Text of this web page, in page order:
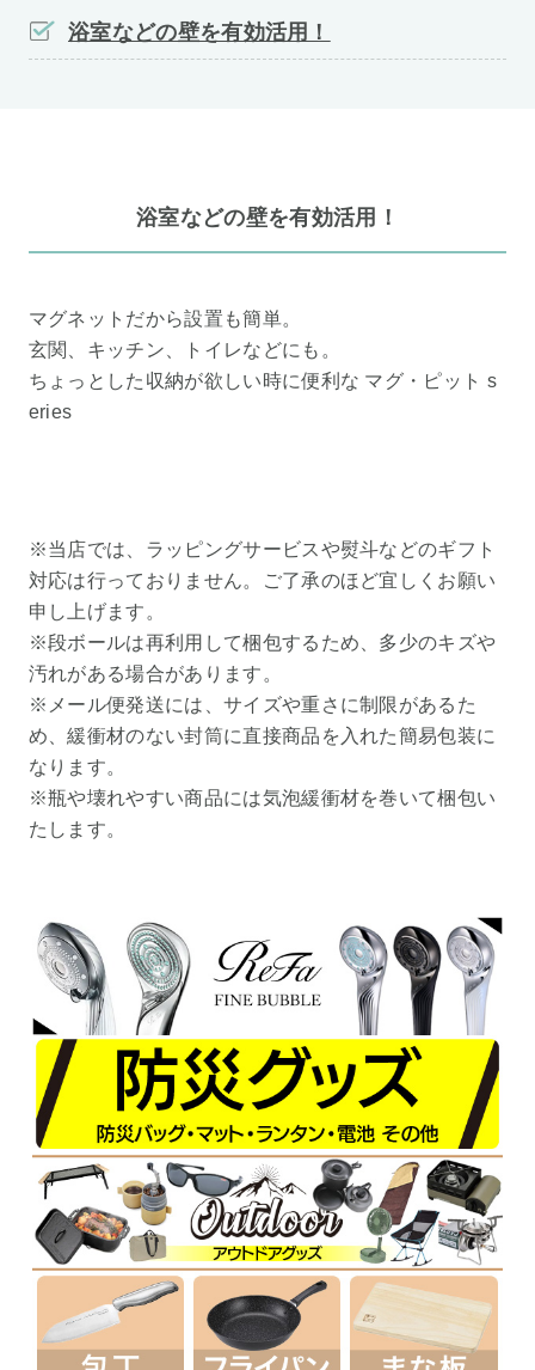
浴室などの壁を有効活用！
浴室などの壁を有効活用！
マグネットだから設置も簡単。
玄関、キッチン、トイレなどにも。
ちょっとした収納が欲しい時に便利な マグ・ピット s
eries
※当店では、ラッピングサービスや熨斗などのギフト
対応は行っておりません。ご了承のほど宜しくお願い
申し上げます。
※段ボールは再利用して梱包するため、多少のキズや
汚れがある場合があります。
※メール便発送には、サイズや重さに制限があるた
め、緩衝材のない封筒に直接商品を入れた簡易包装に
なります。
※瓶や壊れやすい商品には気泡緩衝材を巻いて梱包い
たします。